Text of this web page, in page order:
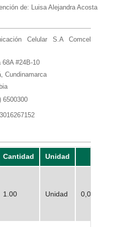
de: Luisa Alejandra Acosta
Celular S.A Comcel
68A #24B-10
Cundinamarca
6500300
Cantidad Unidad
1.00 Unidad 0,00